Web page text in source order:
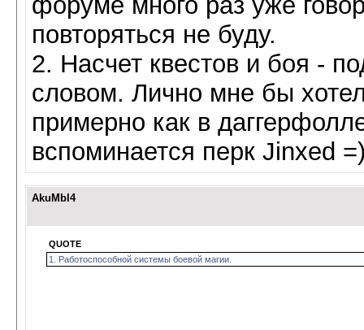
повторяться не буду.
2. Насчет квестов и боя -
словом. Лично мне бы
примерно как в
вспоминается перк Jinxed
AkuMbl4
QUOTE
1. Работоспособной системы боевой магии.